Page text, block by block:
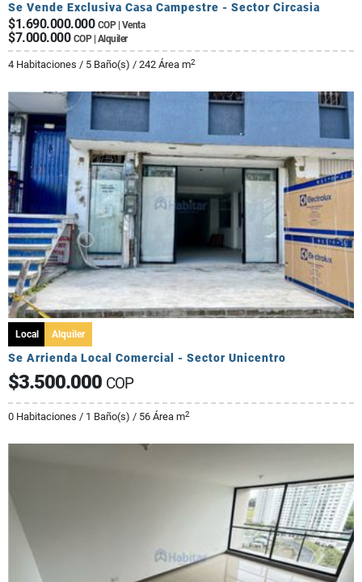
Se Vende Exclusiva Casa Campestre - Sector Circasia
$1.690.000.000 COP | Venta
$7.000.000 COP | Alquiler
4 Habitaciones / 5 Baño(s) / 242 Área m2
Local Alquiler
Se Arrienda Local Comercial - Sector Unicentro
$3.500.000 COP
0 Habitaciones / 1 Baño(s) / 56 Área m2